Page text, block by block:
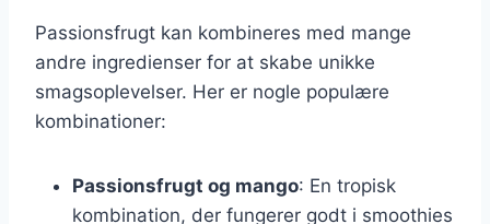
Passionsfrugt kan kombineres med mange
andre ingredienser for at skabe unikke
smagsoplevelser. Her er nogle populære
kombinationer:
Passionsfrugt og mango: En tropisk
kombination, der fungerer godt i smoothies